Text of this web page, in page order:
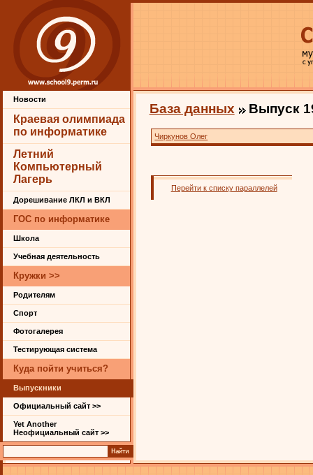
Новости
Краевая олимпиада
по информатике
Летний
Компьютерный
Лагерь
Дорешивание ЛКЛ и ВКЛ
ГОС по информатике
Школа
Учебная деятельность
Кружки >>
Родителям
Спорт
Фотогалерея
Тестирующая система
Куда пойти учиться?
Выпускники
Официальный сайт >>
Yet Another
Неофициальный сайт >>
База данных Выпуск
Чиркунов Олег
Перейти к списку параллелей